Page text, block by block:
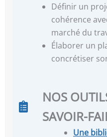
Définir un
cohérence
marché du
Élaborer un
concrétiser
NOS
SAVOIR-
Une